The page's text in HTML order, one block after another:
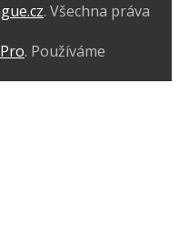
. Všechna práva
. Používáme